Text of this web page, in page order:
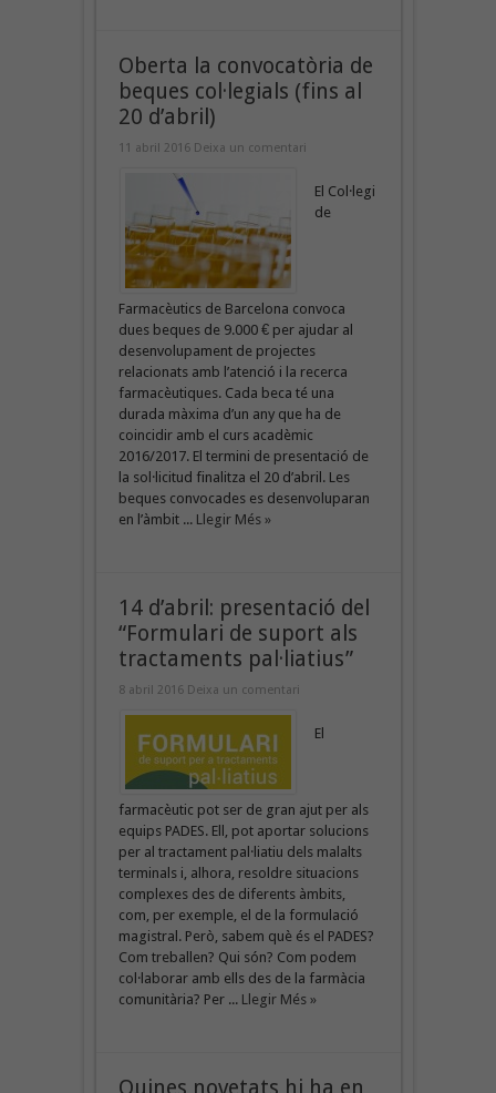
Oberta la convocatòria de
beques col·legials (fins al
20 d’abril)
11 abril 2016 Deixa un comentari
El Col·legi
de
Farmacèutics de Barcelona convoca
dues beques de 9.000 € per ajudar al
desenvolupament de projectes
relacionats amb l’atenció i la recerca
farmacèutiques. Cada beca té una
durada màxima d’un any que ha de
coincidir amb el curs acadèmic
2016/2017. El termini de presentació de
la sol·licitud finalitza el 20 d’abril. Les
beques convocades es desenvoluparan
en l’àmbit ... Llegir Més »
14 d’abril: presentació del
“Formulari de suport als
tractaments pal·liatius”
8 abril 2016 Deixa un comentari
El
farmacèutic pot ser de gran ajut per als
equips PADES. Ell, pot aportar solucions
per al tractament pal·liatiu dels malalts
terminals i, alhora, resoldre situacions
complexes des de diferents àmbits,
com, per exemple, el de la formulació
magistral. Però, sabem què és el PADES?
Com treballen? Qui són? Com podem
col·laborar amb ells des de la farmàcia
comunitària? Per ... Llegir Més »